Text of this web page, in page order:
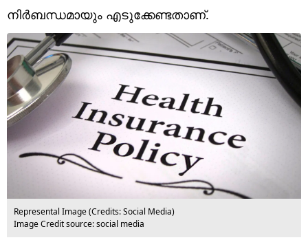
നിർബന്ധമായും എടുക്കേണ്ടതാണ്.
Represental Image (Credits: Social Media)
Image Credit source: social media